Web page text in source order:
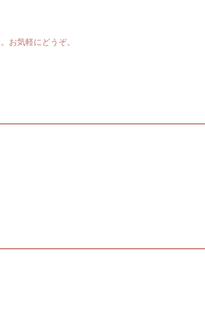
お気軽にどうぞ。